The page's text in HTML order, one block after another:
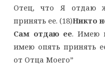
Отец, что Я отдаю
принять ее. (18)Никто
Сам отдаю ее. Имею
имею опять принять
от Отца Моего”